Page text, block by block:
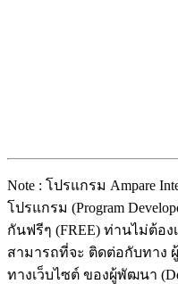
Note : โปรแกรม Ampare
โปรแกรม (Program
กันฟรีๆ (FREE) ท่านไม่ต้อ
สามารถที่จะ ติดต่อกับทาง
ทางเว็บไซต์ ของผู้พัฒนา